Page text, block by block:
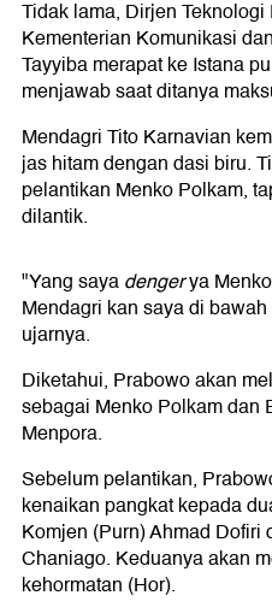
Tidak lama, Dirjen
Kementerian Komunikasi
Tayyiba merapat ke Istana
menjawab saat ditanya
Mendagri Tito Karnavian
jas hitam dengan dasi biru.
pelantikan Menko Polkam,
dilantik.
"Yang sayadengerya
Mendagri kan saya di
ujarnya.
Diketahui, Prabowo akan
sebagai Menko Polkam dan
Menpora.
Sebelum pelantikan,
kenaikan pangkat kepada
Komjen (Purn) Ahmad
Chaniago. Keduanya akan
kehormatan (Hor).